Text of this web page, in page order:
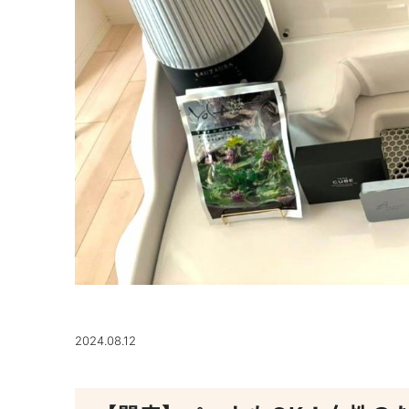
2024.08.12